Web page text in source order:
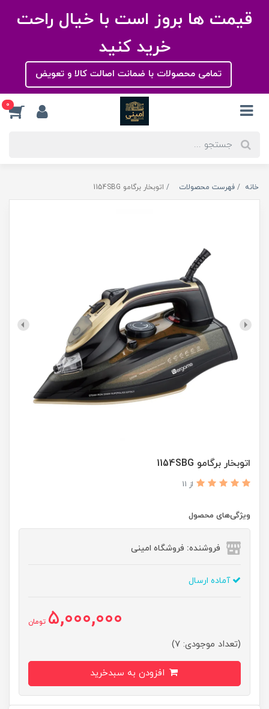
قیمت ها بروز است با خیال راحت
خرید کنید
تمامی محصولات با ضمانت اصالت کالا و تعویض
0
خانه فهرست محصولات اتوبخار برگامو 1154SBG
اتوبخار برگامو 1154SBG
از 11
ویژگی‌های محصول
فروشنده: فروشگاه امینی
آماده ارسال
5,000,000 تومان
(تعداد موجودی: 7)